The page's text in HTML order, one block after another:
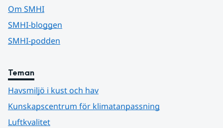
Om SMHI
SMHI-bloggen
SMHI-podden
Teman
Havsmiljö i kust och hav
Kunskapscentrum för klimatanpassning
Luftkvalitet